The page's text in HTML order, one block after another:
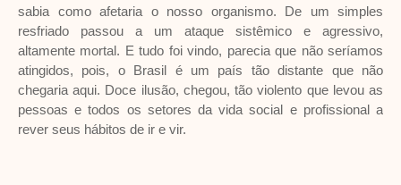
sabia como afetaria o nosso organismo. De um simples
resfriado passou a um ataque sistêmico e agressivo,
altamente mortal. E tudo foi vindo, parecia que não seríamos
atingidos, pois, o Brasil é um país tão distante que não
chegaria aqui. Doce ilusão, chegou, tão violento que levou as
pessoas e todos os setores da vida social e profissional a
rever seus hábitos de ir e vir.